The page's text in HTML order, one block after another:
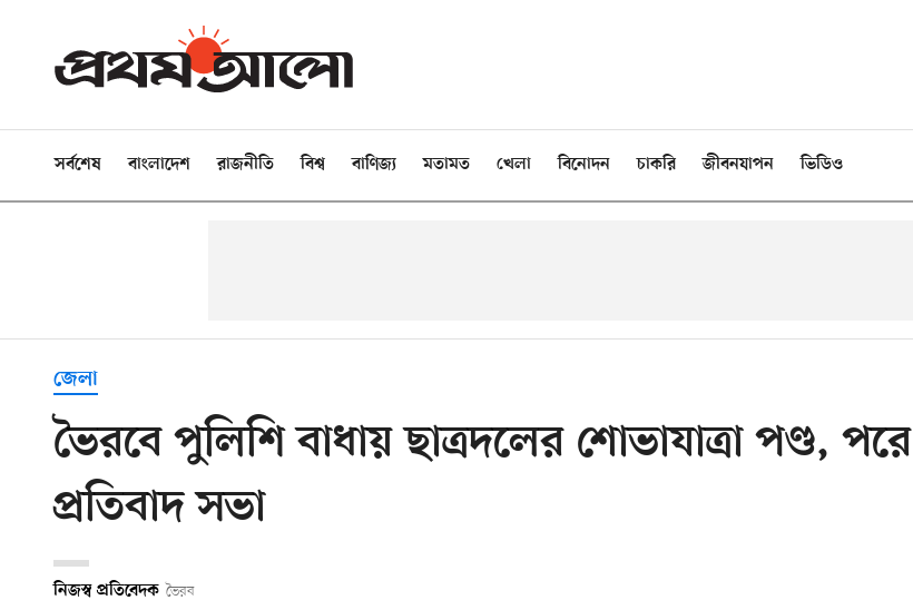
সর্বশেষ বাংলাদেশ রাজনীতি বিশ্ব বাণিজ্য মতামত খেলা বিনোদন চাকরি জীবনযাপন ভিডিও
জেলা
ভৈরবে পুলিশি বাধায় ছাত্রদলের শোভাযাত্রা পণ্ড, পরে
প্রতিবাদ সভা
নিজস্ব প্রতিবেদক ভৈরব